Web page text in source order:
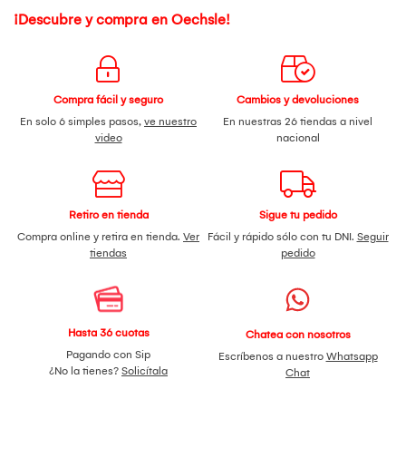
¡Descubre y compra en Oechsle!
Compra fácil y seguro
En solo 6 simples pasos, ve nuestro
video
Cambios y devoluciones
En nuestras 26 tiendas a nivel
nacional
Retiro en tienda
Compra online y retira en tienda. Ver
tiendas
Sigue tu pedido
Fácil y rápido sólo con tu DNI. Seguir
pedido
Hasta 36 cuotas
Pagando con Sip
¿No la tienes? Solicítala
Chatea con nosotros
Escríbenos a nuestro Whatsapp
Chat